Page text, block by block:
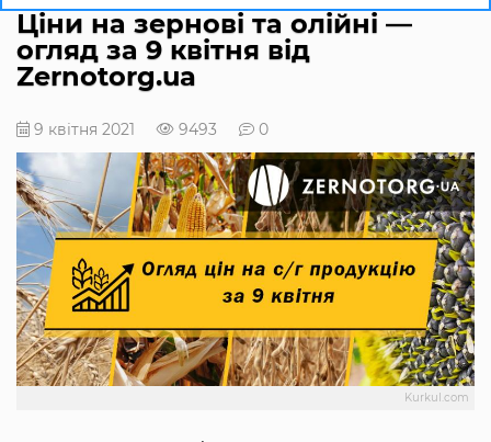
Ціни на зернові та олійні —
огляд за 9 квітня від
Zernotorg.ua
9 квітня 2021 9493 0
Kurkul.com